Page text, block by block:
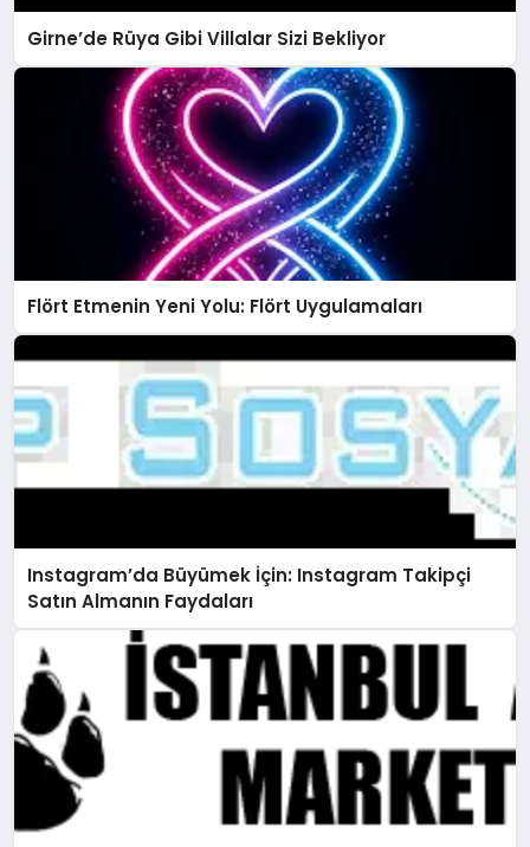
Girne’de Rüya Gibi Villalar Sizi Bekliyor
Flört Etmenin Yeni Yolu: Flört Uygulamaları
Instagram’da Büyümek İçin: Instagram Takipçi
Satın Almanın Faydaları